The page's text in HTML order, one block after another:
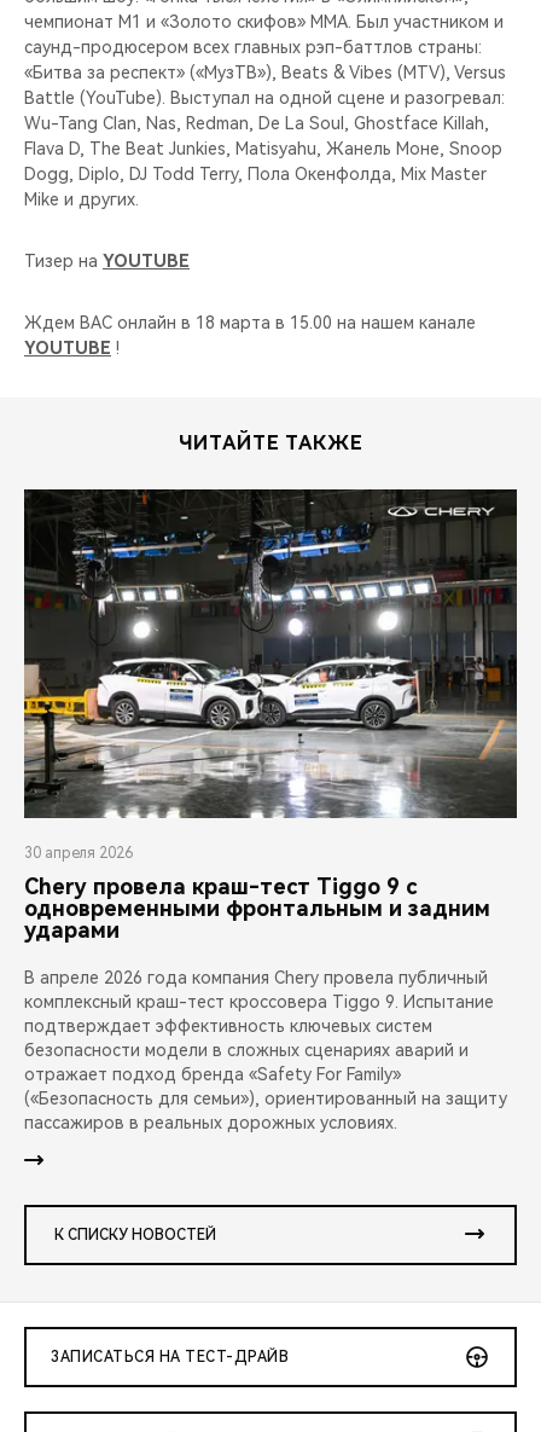
чемпионат M1 и «Золото скифов» MMA. Был участником и
саунд-продюсером всех главных рэп-баттлов страны:
«Битва за респект» («МузТВ»), Beats & Vibes (MTV), Versus
Battle (YouTube). Выступал на одной сцене и разогревал:
Wu-Tang Clan, Nas, Redman, De La Soul, Ghostface Killah,
Flava D, The Beat Junkies, Matisyahu, Жанель Моне, Snoop
Dogg, Diplo, DJ Todd Terry, Пола Окенфолда, Mix Master
Mike и других.
Тизер на YOUTUBE
Ждем ВАС онлайн в 18 марта в 15.00 на нашем канале
YOUTUBE !
ЧИТАЙТЕ ТАКЖЕ
30 апреля 2026
Chery провела краш-тест Tiggo 9 с
одновременными фронтальным и задним
ударами
В апреле 2026 года компания Chery провела публичный
комплексный краш-тест кроссовера Tiggo 9. Испытание
подтверждает эффективность ключевых систем
безопасности модели в сложных сценариях аварий и
отражает подход бренда «Safety For Family»
(«Безопасность для семьи»), ориентированный на защиту
пассажиров в реальных дорожных условиях.
К СПИСКУ НОВОСТЕЙ
ЗАПИСАТЬСЯ НА ТЕСТ-ДРАЙВ